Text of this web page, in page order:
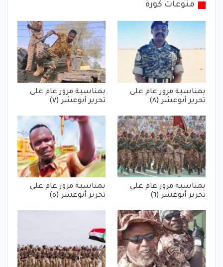
منوعات كورة
بمناسبة مرور عام على
تحرير أبوعشر (٨)
بمناسبة مرور عام على
تحرير أبوعشر (٧)
بمناسبة مرور عام على
تحرير أبوعشر (٦)
بمناسبة مرور عام على
تحرير أبوعشر (٥)